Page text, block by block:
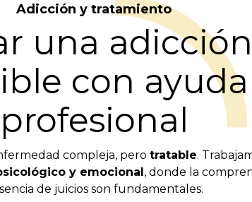
Adicción y tratamiento
una
con ayuda
profesional
compleja, pero tratable.
y emocional, donde la
de juicios son fundamentales.